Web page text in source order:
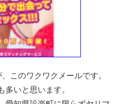
このワクワクメールです。
多いと思います。